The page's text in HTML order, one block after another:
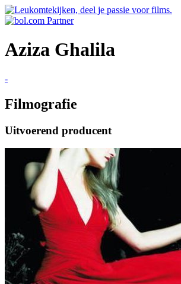
Aziza Ghalila
-
Filmografie
Uitvoerend producent